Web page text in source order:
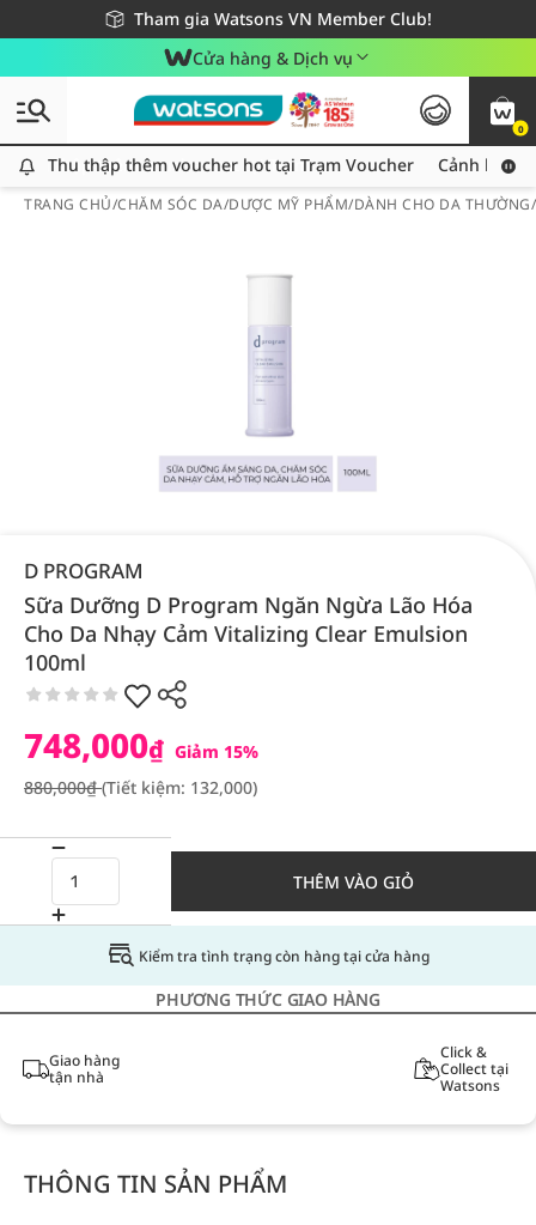
Tham gia Watsons VN Member Club!
Miễn phí giao hàng cho đơn hàng từ 249,000Đ
Giao hàng nhanh 24h - Áp dụng khu vực TP. Hồ Chí Minh
Cửa hàng & Dịch vụ
0
Thu thập thêm voucher hot tại Trạm Voucher
Thu thập thêm voucher hot tại Trạm Voucher Cảnh báo
TRANG CHỦ/CHĂM SÓC DA/DƯỢC MỸ PHẨM/DÀNH CHO DA
D PROGRAM
Sữa Dưỡng D Program Ngăn Ngừa Lão Hóa
Cho Da Nhạy Cảm Vitalizing Clear Emulsion
100ml
748,000₫ Giảm 15%
880,000₫(Tiết kiệm: 132,000)
THÊM VÀO GIỎ
Kiểm tra tình trạng còn hàng tại cửa hàng
PHƯƠNG THỨC GIAO HÀNG
Giao hàng
tận nhà
Click &
Collect tại
Watsons
THÔNG TIN SẢN PHẨM